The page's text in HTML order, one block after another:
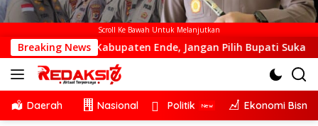
Scroll Ke Bawah Untuk Melanjutkan
Breaking NewsEnde, Jangan Pilih Bupati Suka ‘Wora-Wora’
Daerah Nasional Politik Ekonomi Bisnis